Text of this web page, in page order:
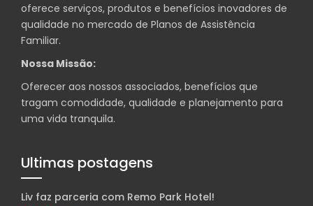
oferece serviços, produtos e benefícios inovadores de
qualidade no mercado de Planos de Assistência
Familiar.
Nossa Missão:
Oferecer aos nossos associados, benefícios que
tragam comodidade, qualidade e planejamento para
uma vida tranquila.
Ultimas postagens
Liv faz parceria com Remo Park Hotel!